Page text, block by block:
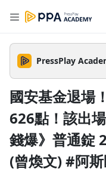
註
🌞 PPA 避暑津
🥵 酷暑限時快閃
2% 點數回饋！
進修 限時開跑】
即日起 - 8/13（
無上限🔥購買任
$5,000 回饋 2%
入好友👉 享有
3 天前
PressPlay
國安基金退場
626點！該出
錢爆》普通錠
(曾煥文) #阿
--:--
追蹤列表
清除全部